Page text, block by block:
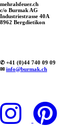
mehralsfeuer.ch
c/o Burmak AG
Industriestrasse 40A
8962 Bergdietikon
✆ +41 (0)44 740 09 09
✉ info@burmak.ch